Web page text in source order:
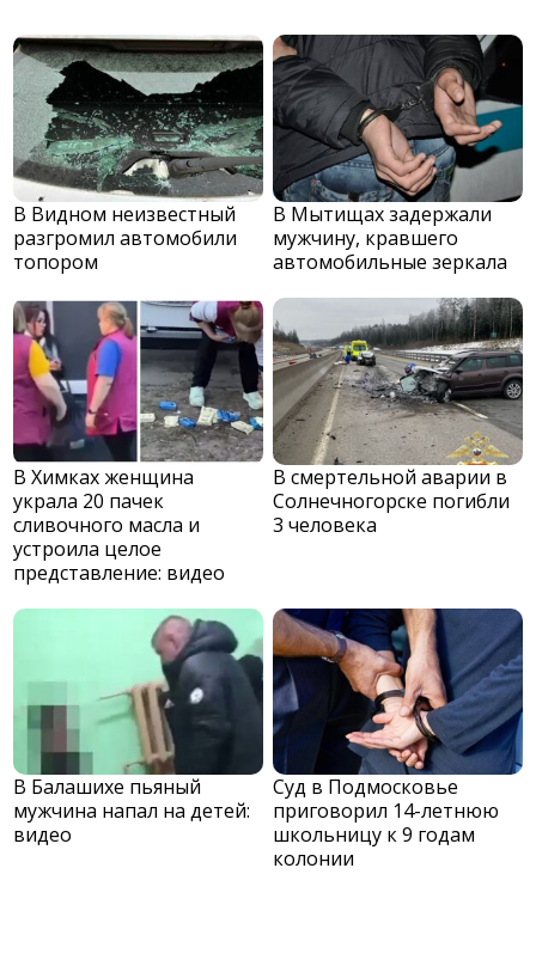
В Видном неизвестный
разгромил автомобили
топором
В Мытищах задержали
мужчину, кравшего
автомобильные зеркала
В Химках женщина
украла 20 пачек
сливочного масла и
устроила целое
представление: видео
В смертельной аварии в
Солнечногорске погибли
3 человека
В Балашихе пьяный
мужчина напал на детей:
видео
Суд в Подмосковье
приговорил 14-летнюю
школьницу к 9 годам
колонии